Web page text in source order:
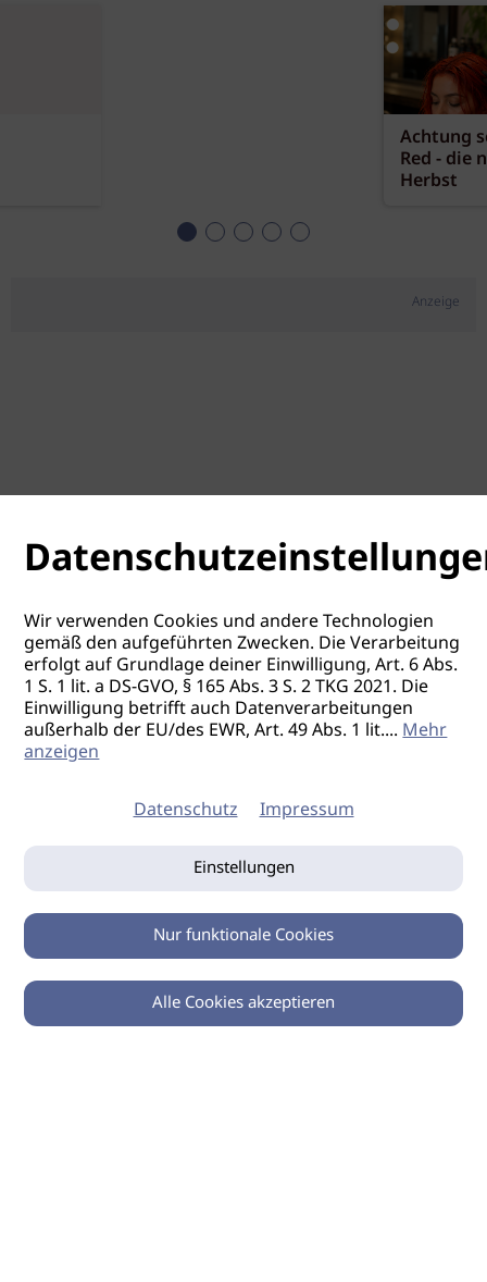
Achtung
Red - die
Herbst
Anzeige
0
Wir verwenden Cookies und andere Technologien
gemäß den aufgeführten Zwecken. Die Verarbeitung
erfolgt auf Grundlage deiner Einwilligung, Art. 6 Abs.
1 S. 1 lit. a DS-GVO, § 165 Abs. 3 S. 2 TKG 2021. Die
Einwilligung betrifft auch Datenverarbeitungen
außerhalb der EU/des EWR, Art. 49 Abs. 1 lit....Mehr
anzeigen
Datenschutz Impressum
Einstellungen
Nur funktionale Cookies
Alle Cookies akzeptieren